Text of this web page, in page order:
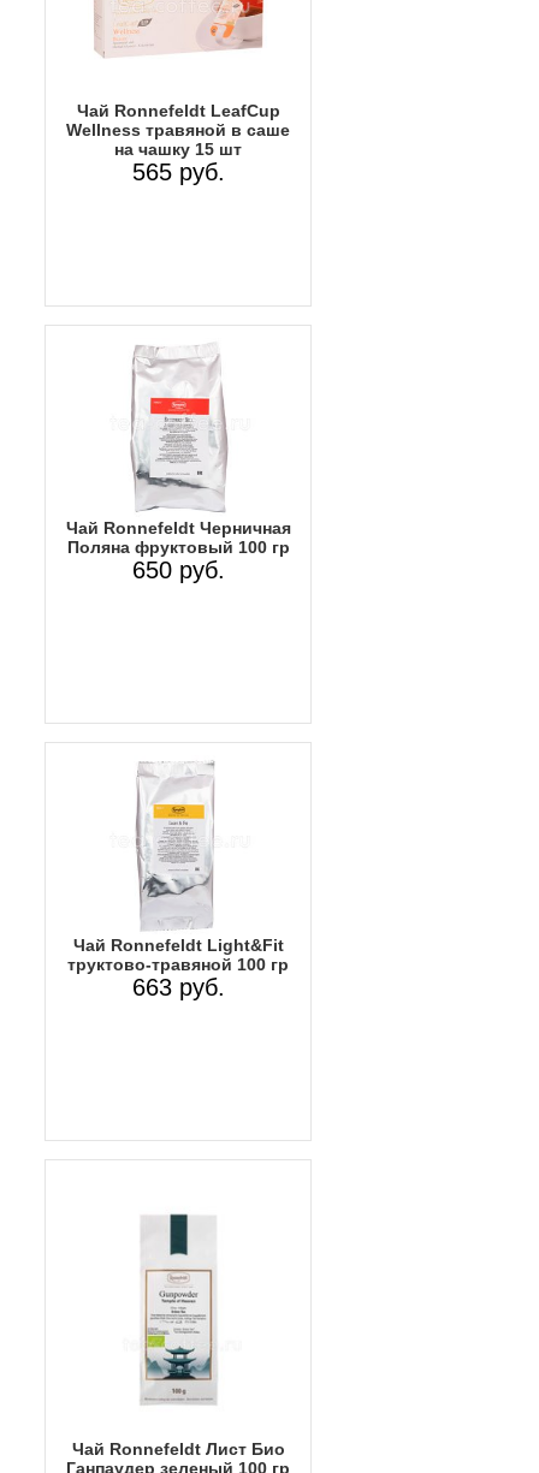
Чай Ronnefeldt LeafCup
Wellness травяной в саше
на чашку 15 шт
565 руб.
Чай Ronnefeldt Черничная
Поляна фруктовый 100 гр
650 руб.
Чай Ronnefeldt Light&Fit
труктово-травяной 100 гр
663 руб.
Чай Ronnefeldt Лист Био
Ганпаудер зеленый 100 гр